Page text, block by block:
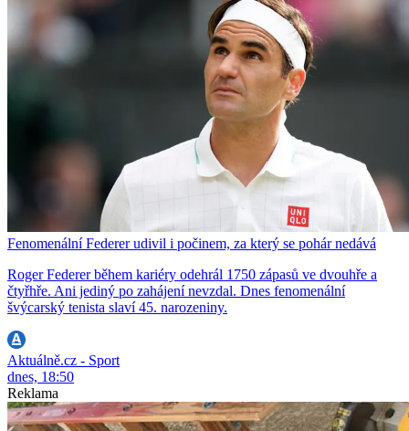
Fenomenální Federer udivil i počinem, za který se pohár nedává
Roger Federer během kariéry odehrál 1750 zápasů ve dvouhře a
čtyřhře. Ani jediný po zahájení nevzdal. Dnes fenomenální
švýcarský tenista slaví 45. narozeniny.
Aktuálně.cz - Sport
dnes, 18:50
Reklama